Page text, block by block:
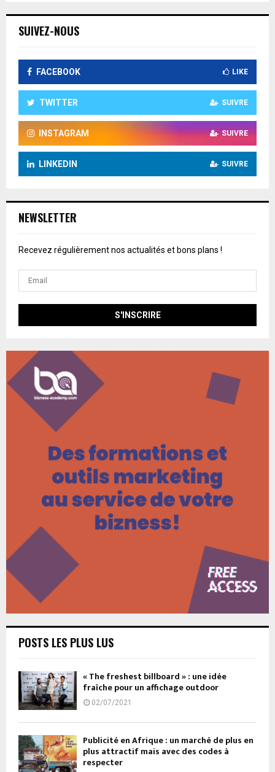
SUIVEZ-NOUS
FACEBOOK LIKE
TWITTER SUIVRE
INSTAGRAM SUIVRE
LINKEDIN SUIVRE
NEWSLETTER
Recevez régulièrement nos actualités et bons plans !
POSTS LES PLUS LUS
« The freshest billboard » : une idée
fraîche pour un affichage outdoor
02/07/2021
Publicité en Afrique : un marché de plus en
plus attractif mais avec des codes à
respecter